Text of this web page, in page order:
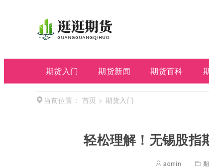
期货入门 期货新闻 期货百科
当前位置： 首页 > 期货入门
轻松理解！无锡股指
admin